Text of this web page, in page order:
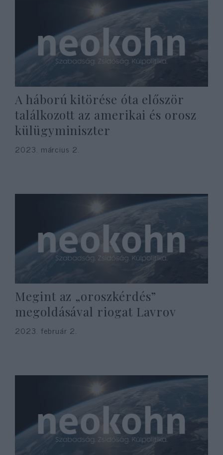
A háború kitörése óta először
találkozott az amerikai és orosz
külügyminiszter
2023. március 2.
Megint az „oroszkérdés”
megoldásával riogat Lavrov
2023. február 2.